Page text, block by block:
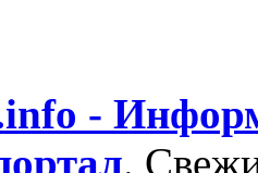
-
.